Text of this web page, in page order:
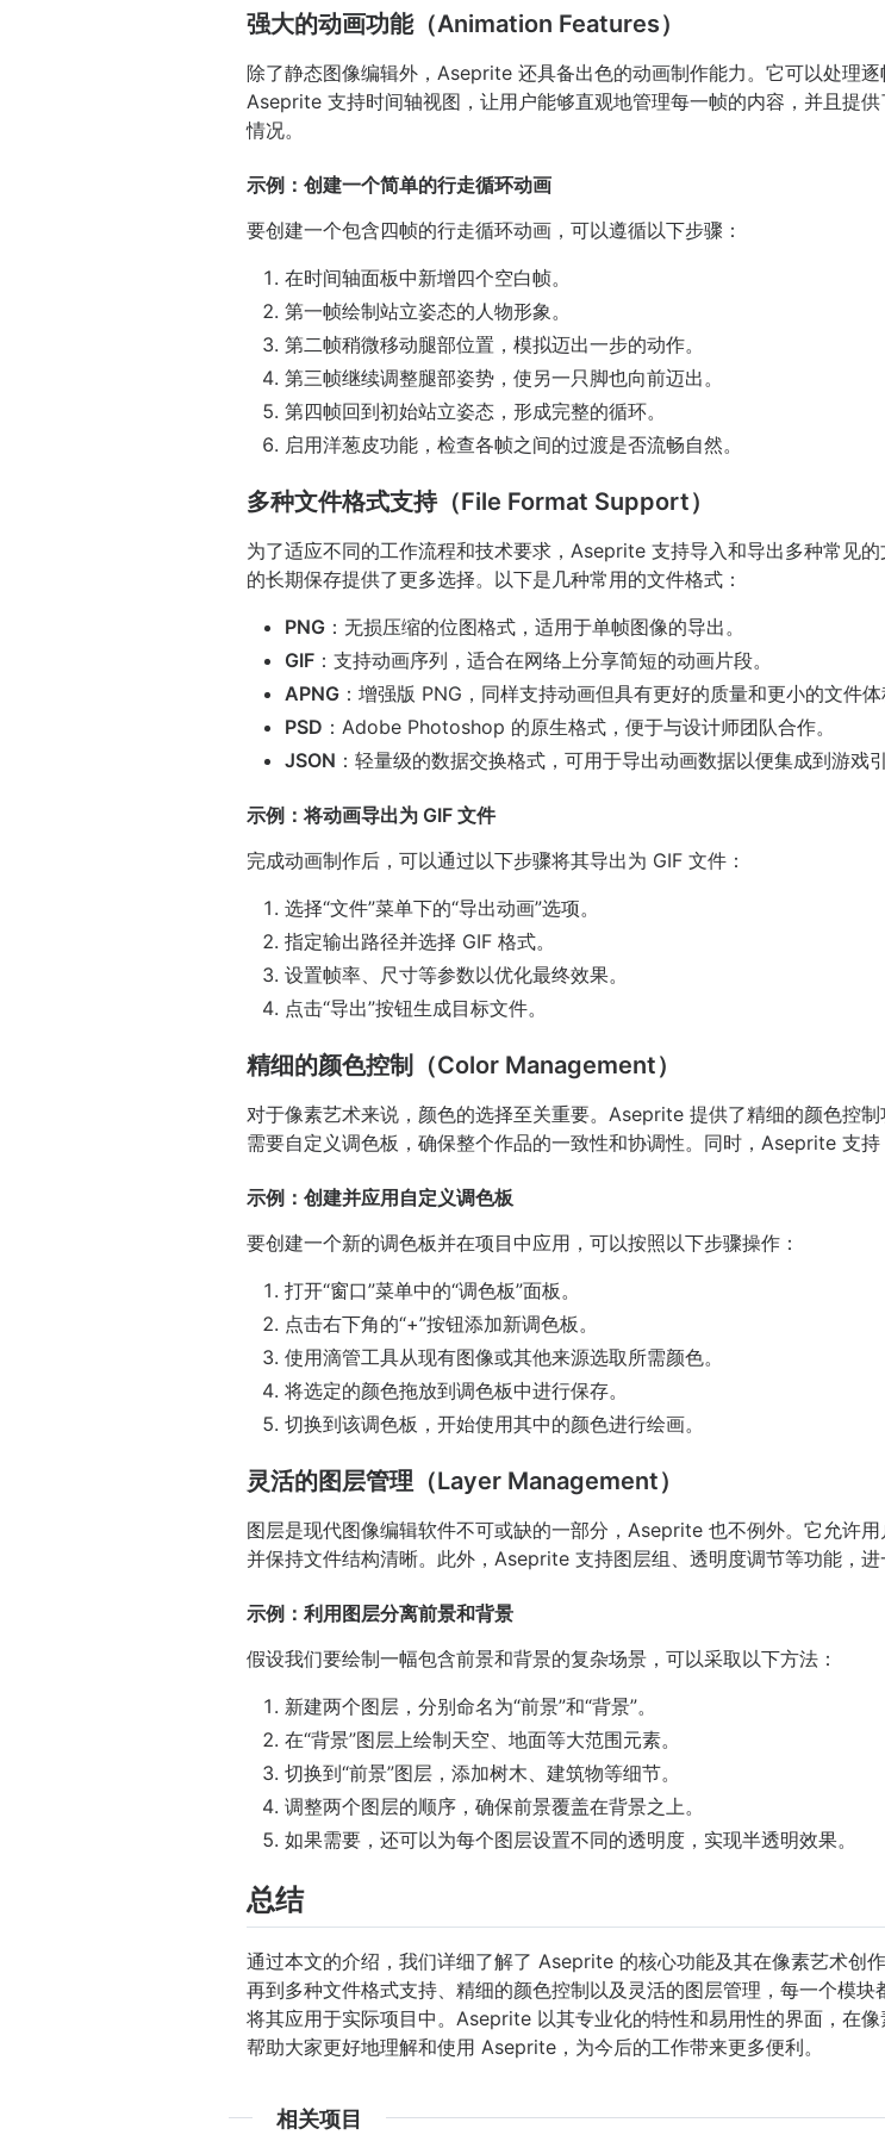
强大的动画功能（Animation Features）
除了静态图像编辑外，Aseprite 还具备出色的动画制作能力。它可以处理
Aseprite 支持时间轴视图，让用户能够直观地管理每一帧的内容，并且提
情况。
示例：创建一个简单的行走循环动画
要创建一个包含四帧的行走循环动画，可以遵循以下步骤：
在时间轴面板中新增四个空白帧。
第一帧绘制站立姿态的人物形象。
第二帧稍微移动腿部位置，模拟迈出一步的动作。
第三帧继续调整腿部姿势，使另一只脚也向前迈出。
第四帧回到初始站立姿态，形成完整的循环。
启用洋葱皮功能，检查各帧之间的过渡是否流畅自然。
多种文件格式支持（File Format Support）
为了适应不同的工作流程和技术要求，Aseprite 支持导入和导出多种常见
的长期保存提供了更多选择。以下是几种常用的文件格式：
PNG ：无损压缩的位图格式，适用于单帧图像的导出。
GIF ：支持动画序列，适合在网络上分享简短的动画片段。
APNG ：增强版 PNG，同样支持动画但具有更好的质量和更小的文件体
PSD ：Adobe Photoshop 的原生格式，便于与设计师团队合作。
JSON ：轻量级的数据交换格式，可用于导出动画数据以便集成到游戏引
示例：将动画导出为 GIF 文件
完成动画制作后，可以通过以下步骤将其导出为 GIF 文件：
选择“文件”菜单下的“导出动画”选项。
指定输出路径并选择 GIF 格式。
设置帧率、尺寸等参数以优化最终效果。
点击“导出”按钮生成目标文件。
精细的颜色控制（Color Management）
对于像素艺术来说，颜色的选择至关重要。Aseprite 提供了精细的颜色控
需要自定义调色板，确保整个作品的一致性和协调性。同时，Aseprite 支持
示例：创建并应用自定义调色板
要创建一个新的调色板并在项目中应用，可以按照以下步骤操作：
打开“窗口”菜单中的“调色板”面板。
点击右下角的“+”按钮添加新调色板。
使用滴管工具从现有图像或其他来源选取所需颜色。
将选定的颜色拖放到调色板中进行保存。
切换到该调色板，开始使用其中的颜色进行绘画。
灵活的图层管理（Layer Management）
图层是现代图像编辑软件不可或缺的一部分，Aseprite 也不例外。它允许
并保持文件结构清晰。此外，Aseprite 支持图层组、透明度调节等功能，进
示例：利用图层分离前景和背景
假设我们要绘制一幅包含前景和背景的复杂场景，可以采取以下方法：
新建两个图层，分别命名为“前景”和“背景”。
在“背景”图层上绘制天空、地面等大范围元素。
切换到“前景”图层，添加树木、建筑物等细节。
调整两个图层的顺序，确保前景覆盖在背景之上。
如果需要，还可以为每个图层设置不同的透明度，实现半透明效果。
总结
通过本文的介绍，我们详细了解了 Aseprite 的核心功能及其在像素艺术创
再到多种文件格式支持、精细的颜色控制以及灵活的图层管理，每一个模
将其应用于实际项目中。Aseprite 以其专业化的特性和易用性的界面，在
帮助大家更好地理解和使用 Aseprite，为今后的工作带来更多便利。
相关项目